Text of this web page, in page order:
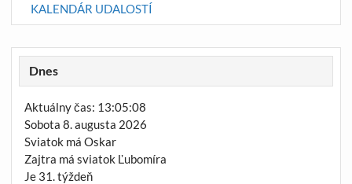
KALENDÁR UDALOSTÍ
Dnes
Aktuálny čas: 13:05:08
Sobota 8. augusta 2026
Sviatok má Oskar
Zajtra má sviatok Ľubomíra
Je 31. týždeň